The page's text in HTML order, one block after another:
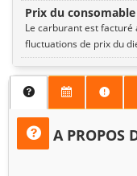
Prix du
Le carburant est facturé
fluctuations de prix du
A PROPOS